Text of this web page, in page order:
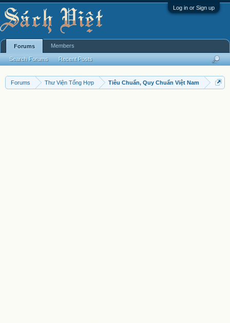
Log in or Sign up
Forums Thư Viện Tổng Hợp Tiêu Chuẩn, Quy Chuẩn Việt Nam
Forums
Search Forums Recent Posts
Members